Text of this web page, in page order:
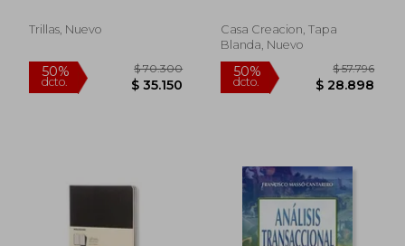
Trillas, Nuevo
Casa Creacion, Tapa
Blanda, Nuevo